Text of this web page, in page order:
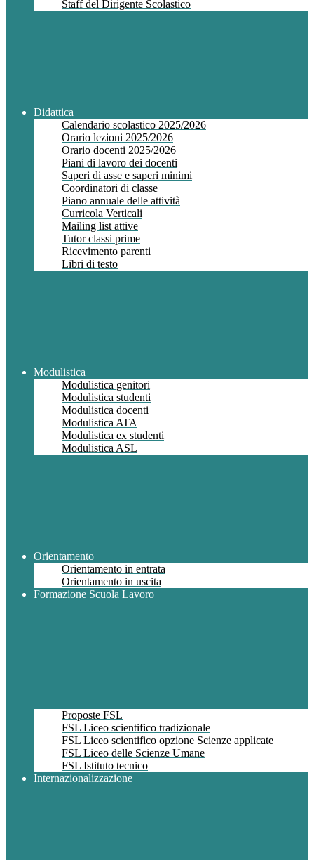
Staff del Dirigente Scolastico
Didattica
Calendario scolastico 2025/2026
Orario lezioni 2025/2026
Orario docenti 2025/2026
Piani di lavoro dei docenti
Saperi di asse e saperi minimi
Coordinatori di classe
Piano annuale delle attività
Curricola Verticali
Mailing list attive
Tutor classi prime
Ricevimento parenti
Libri di testo
Modulistica
Modulistica genitori
Modulistica studenti
Modulistica docenti
Modulistica ATA
Modulistica ex studenti
Modulistica ASL
Orientamento
Orientamento in entrata
Orientamento in uscita
Formazione Scuola Lavoro
Proposte FSL
FSL Liceo scientifico tradizionale
FSL Liceo scientifico opzione Scienze applicate
FSL Liceo delle Scienze Umane
FSL Istituto tecnico
Internazionalizzazione